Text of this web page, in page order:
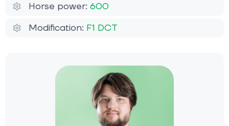
Horse power: 600
Modification: F1 DCT